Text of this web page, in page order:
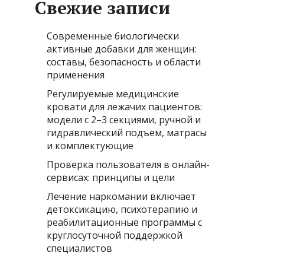
Свежие записи
Современные биологически
активные добавки для женщин:
составы, безопасность и области
применения
Регулируемые медицинские
кровати для лежачих пациентов:
модели с 2–3 секциями, ручной и
гидравлический подъем, матрасы
и комплектующие
Проверка пользователя в онлайн-
сервисах: принципы и цели
Лечение наркомании включает
детоксикацию, психотерапию и
реабилитационные программы с
круглосуточной поддержкой
специалистов